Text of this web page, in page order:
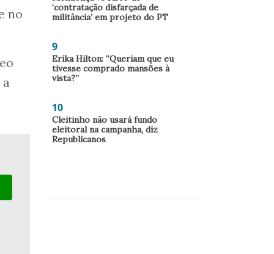
no
a
‘contratação disfarçada de
militância’ em projeto do PT
9
Erika Hilton: “Queriam que eu
tivesse comprado mansões à
vista?”
10
Cleitinho não usará fundo
eleitoral na campanha, diz
Republicanos